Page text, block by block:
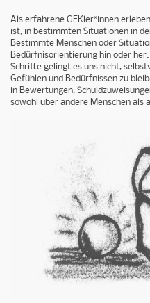
Als erfahrene GFKler*innen
ist, in bestimmten Situationen in
Bestimmte Menschen oder
Bedürfnisorientierung hin oder
Schritte gelingt es uns nicht,
Gefühlen und Bedürfnissen zu
in Bewertungen,
sowohl über andere Menschen als